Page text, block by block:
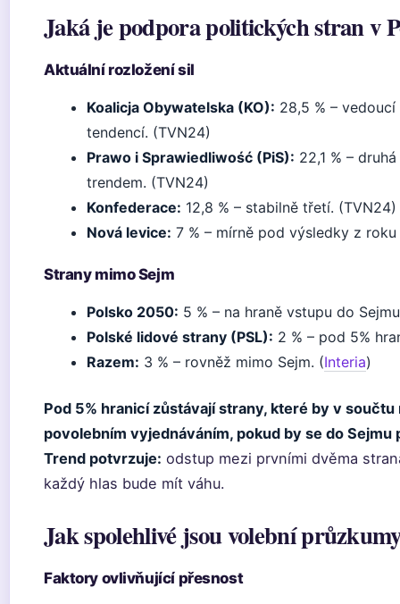
Jaká je podpora politických stran v
Aktuální rozložení sil
Koalicja Obywatelska (KO): 28,5 % –
tendencí. (TVN24)
Prawo i Sprawiedliwość (PiS): 22,1 % –
trendem. (TVN24)
Konfederace: 12,8 % – stabilně třetí. (TVN24)
Nová levice: 7 % – mírně pod výsledky z
Strany mimo Sejm
Polsko 2050: 5 % – na hraně vstupu do
Polské lidové strany (PSL): 2 % – pod 5%
Razem: 3 % – rovněž mimo Sejm. (Interia)
Pod 5% hranicí zůstávají strany, které by v
povolebním vyjednáváním, pokud by se do Sejmu
Trend potvrzuje: odstup mezi prvními dvěma
každý hlas bude mít váhu.
Jak spolehlivé jsou volební
Faktory ovlivňující přesnost